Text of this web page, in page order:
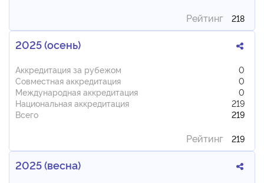
Рейтинг 218
2025 (осень)
Аккредитация за рубежом
0
Совместная аккредитация
0
Международная аккредитация
0
Национальная аккредитация
219
Всего
219
Рейтинг 219
2025 (весна)